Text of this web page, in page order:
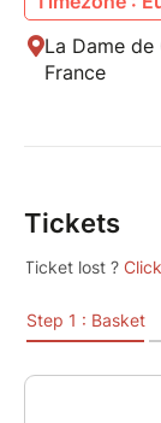
La Dame
France
Tickets